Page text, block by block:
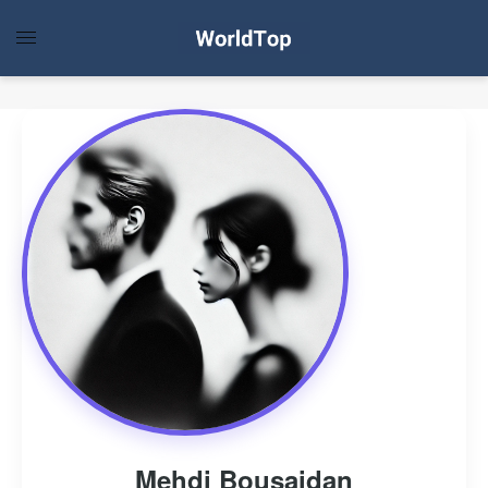
Mehdi Bousaidan